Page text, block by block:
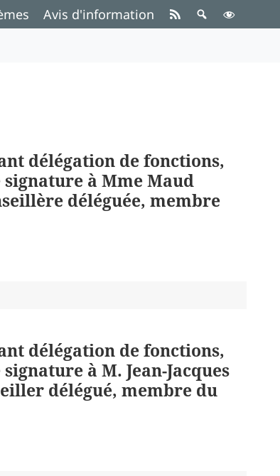
Avis d'information
délégation de fonctions,
à Mme Maud
déléguée, membre
délégation de fonctions,
à M. Jean-Jacques
délégué, membre du